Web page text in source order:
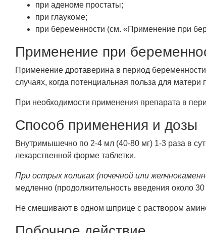
при аденоме простаты;
при глаукоме;
при беременности (см. «Применение при
Применение при
Применение дротаверина в период
случаях, когда потенциальная польза для
При необходимости применения препарата в
Способ применения и дозы
Внутримышечно по 2-4 мл (40-80 мг) 1-3 раза в
лекарственной форме таблетки.
При острых коликах (почечной или
медленно (продолжительность введения около 30
Не смешивают в одном шприце с раствором